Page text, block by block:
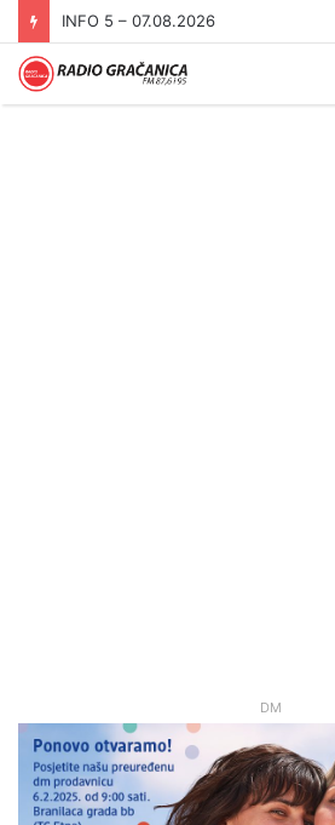
INFO 5 – 06.08.2026.
DM